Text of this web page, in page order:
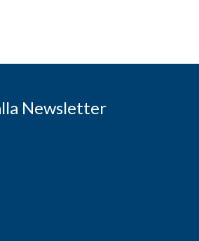
Newsletter